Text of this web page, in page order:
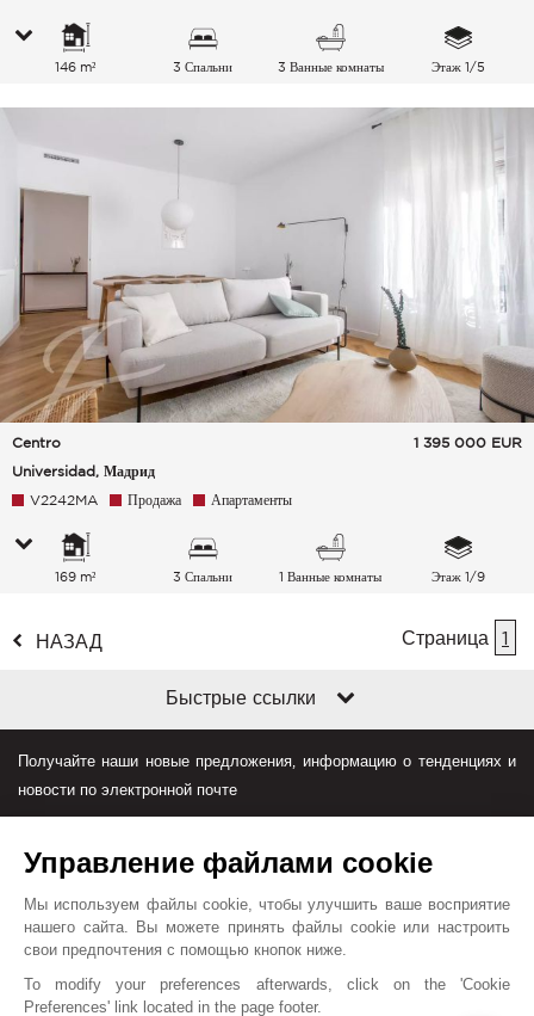
146 m² 3 Спальни 3 Ванные комнаты Этаж 1/5
Centro
Universidad, Мадрид
1 395 000 EUR
V2242MA Продажа Апартаменты
169 m² 3 Спальни 1 Ванные комнаты Этаж 1/9
НАЗАД Страница 1
Быстрые ссылки
Получайте наши новые предложения, информацию о тенденциях и
новости по электронной почте
Управление файлами cookie
Мы используем файлы cookie, чтобы улучшить ваше восприятие
нашего сайта. Вы можете принять файлы cookie или настроить
свои предпочтения с помощью кнопок ниже.
To modify your preferences afterwards, click on the 'Cookie
Preferences' link located in the page footer.